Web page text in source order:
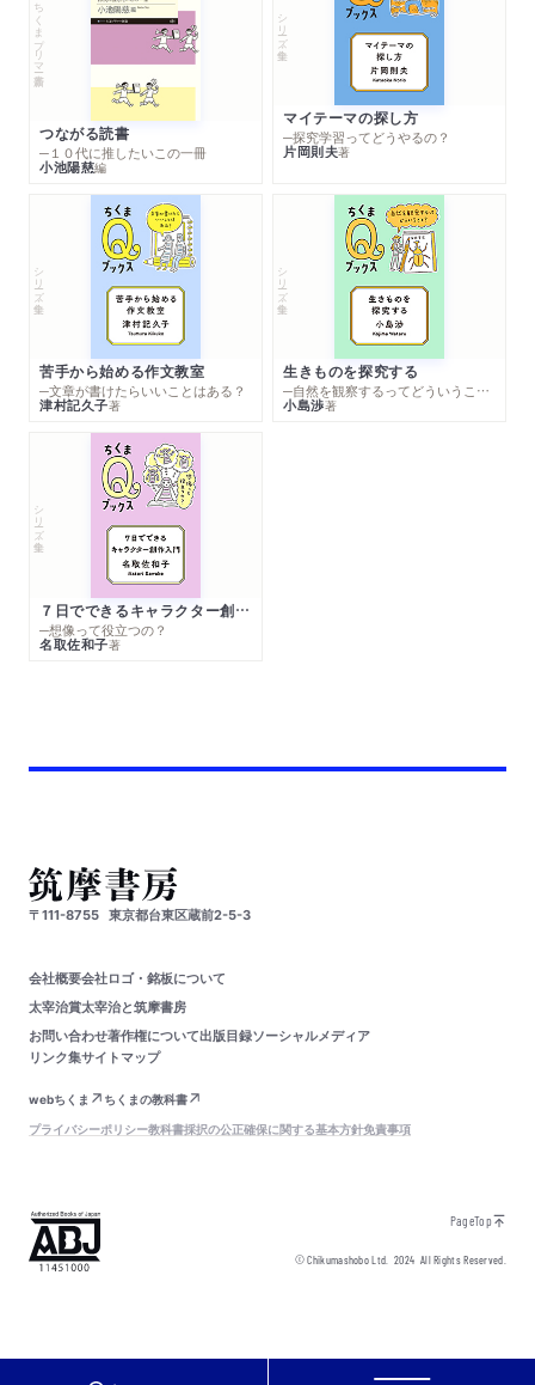
ちくまプリマー新書
つながる読書
─１０代に推したいこの一冊
小池陽慈編
シリーズ・全集
マイテーマの探し方
─探究学習ってどうやるの？
片岡則夫著
シリーズ・全集
苦手から始める作文教室
─文章が書けたらいいことはある？
津村記久子著
シリーズ・全集
生きものを探究する
─自然を観察するってどういうこと？
小島渉著
シリーズ・全集
７日でできるキャラクター創作入門
─想像って役立つの？
名取佐和子著
〒111-8755 東京都台東区蔵前2-5-3
会社概要会社ロゴ・銘板について
太宰治賞太宰治と筑摩書房
お問い合わせ著作権について出版目録ソーシャルメディア
リンク集サイトマップ
webちくま
ちくまの教科書
プライバシーポリシー教科書採択の公正確保に関する基本方針免責事項
PageTop
© Chikumashobo Ltd.2024 All Rights Reserved.